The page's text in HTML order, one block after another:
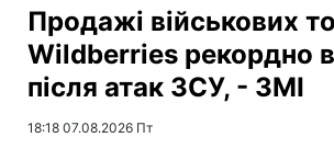
Продажі військових
Wildberries рекордно
після атак ЗСУ, - ЗМІ
18:18 07.08.2026 Пт